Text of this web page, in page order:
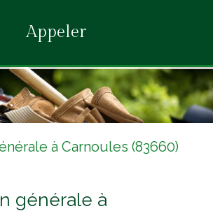
Appeler
à Carnoules (83660)
générale à